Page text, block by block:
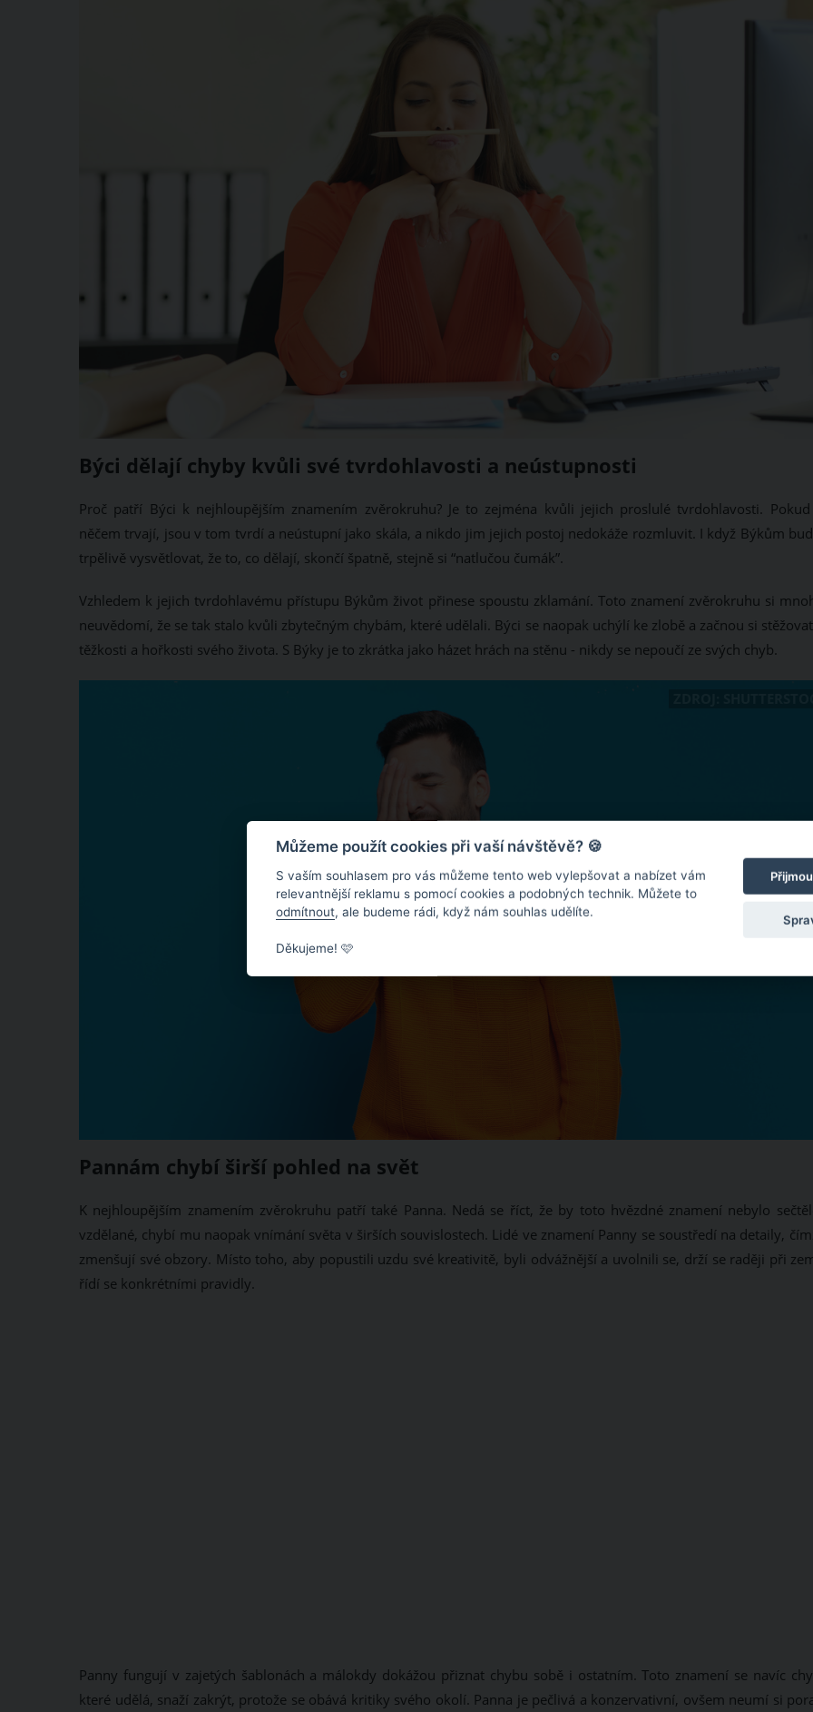
Býci dělají chyby kvůli své tvrdohlavosti a neústupnosti
Proč patří Býci k nejhloupějším znamením zvěrokruhu? Je to zejména kvůli jejich proslulé tvrdohlavosti.
něčem trvají, jsou v tom tvrdí a neústupní jako skála, a nikdo jim jejich postoj nedokáže rozmluvit. I když Býkům
trpělivě vysvětlovat, že to, co dělají, skončí špatně, stejně si “natlučou čumák”.
Vzhledem k jejich tvrdohlavému přístupu Býkům život přinese spoustu zklamání. Toto znamení zvěrokruhu si
neuvědomí, že se tak stalo kvůli zbytečným chybám, které udělali. Býci se naopak uchýlí ke zlobě a začnou si
těžkosti a hořkosti svého života. S Býky je to zkrátka jako házet hrách na stěnu - nikdy se nepoučí ze svých chyb.
Pannám chybí širší pohled na svět
K nejhloupějším znamením zvěrokruhu patří také Panna. Nedá se říct, že by toto hvězdné znamení nebylo
vzdělané, chybí mu naopak vnímání světa v širších souvislostech. Lidé ve znamení Panny se soustředí na detaily,
zmenšují své obzory. Místo toho, aby popustili uzdu své kreativitě, byli odvážnější a uvolnili se, drží se raději při
řídí se konkrétními pravidly.
Panny fungují v zajetých šablonách a málokdy dokážou přiznat chybu sobě i ostatním. Toto znamení se navíc
které udělá, snaží zakrýt, protože se obává kritiky svého okolí. Panna je pečlivá a konzervativní, ovšem neumí si
Můžeme použít cookies při vaší návštěvě? 🍪
S vaším souhlasem pro vás můžeme tento web vylepšovat a nabízet vám
relevantnější reklamu s pomocí cookies a podobných technik. Můžete to
odmítnout, ale budeme rádi, když nám souhlas udělíte.
Děkujeme! 🩷